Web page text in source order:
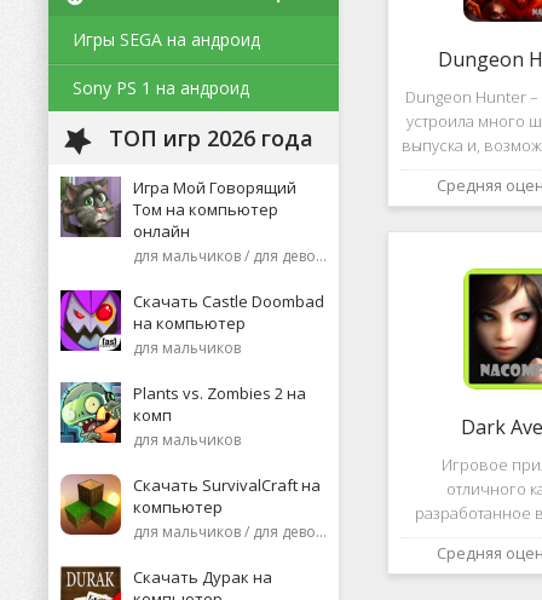
Игры SEGA на андроид
Sony PS 1 на андроид
ТОП игр 2026 года
Игра Мой Говорящий
Том на компьютер
онлайн
для мальчиков / для девочек
Скачать Castle Doombad
на компьютер
для мальчиков
Plants vs. Zombies 2 на
комп
для мальчиков
Скачать SurvivalCraft на
компьютер
для мальчиков / для девочек
Скачать Дурак на
Dungeon
Dungeon Hunter –
устроила много
выпуска и,
такому
необычную
Средняя
Dark
Игровое
отличного
разработанное
это, конечно же,
ней вы сможете
Средняя